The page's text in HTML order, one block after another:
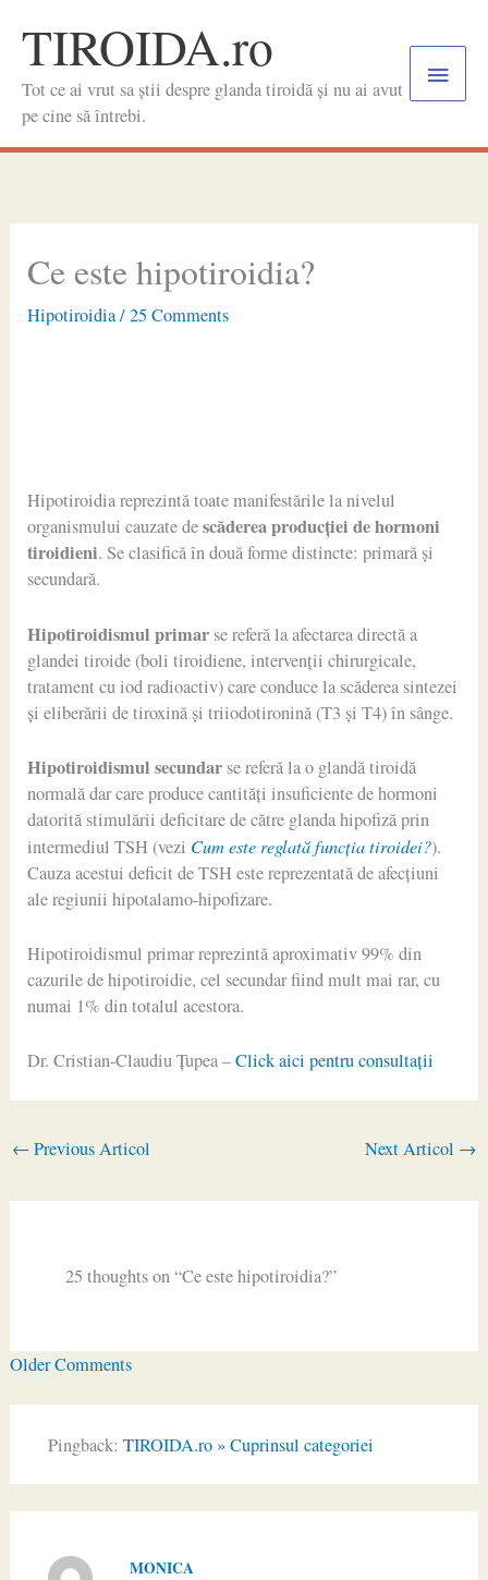
contentTIROIDA.ro
Tot ce ai vrut sa știi despre glanda tiroidă și nu ai avut
pe cine să întrebi.
Main
Ce este hipotiroidia?
Hipotiroidia/25 Comments
Hipotiroidia reprezintă toate manifestările la nivelul
organismului cauzate descăderea producţiei de hormoni
tiroidieni. Se clasifică în două forme distincte: primară şi
secundară.
Hipotiroidismul primar se referă la afectarea directă a
glandei tiroide (boli tiroidiene, intervenţii chirurgicale,
tratament cu iod radioactiv) care conduce la scăderea sintezei
şi eliberării de tiroxină şi triiodotironină (T3 şi T4) în sânge.
Hipotiroidismul secundar se referă la o glandă tiroidă
normală dar care produce cantităţi insuficiente de hormoni
datorită stimulării deficitare de către glanda hipofiză prin
intermediul TSH (vezi Cum este reglată funcţia tiroidei?).
Cauza acestui deficit de TSH este reprezentată de afecţiuni
ale regiunii hipotalamo-hipofizare.
Hipotiroidismul primar reprezintă aproximativ 99% din
cazurile de hipotiroidie, cel secundar fiind mult mai rar, cu
numai 1% din totalul acestora.
Dr. Cristian-Claudiu Ţupea –Click aici pentru consultaţii
← Previous Articol Next Articol →
25 thoughts on “Ce este hipotiroidia?”
Newer
Older Comments
Pingback: TIROIDA.ro » Cuprinsul categoriei
MONICA